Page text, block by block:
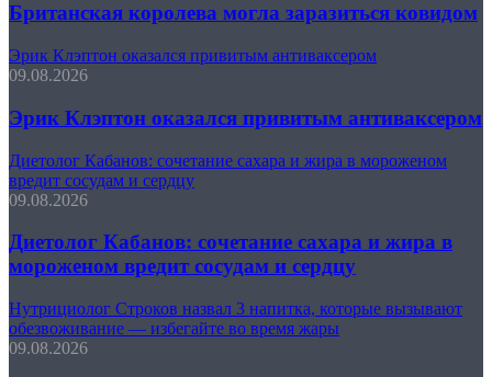
Британская королева могла заразиться ковидом
Эрик Клэптон оказался привитым антиваксером
09.08.2026
Эрик Клэптон оказался привитым антиваксером
Диетолог Кабанов: сочетание сахара и жира в мороженом
вредит сосудам и сердцу
09.08.2026
Диетолог Кабанов: сочетание сахара и жира в
мороженом вредит сосудам и сердцу
Нутрициолог Строков назвал 3 напитка, которые вызывают
обезвоживание — избегайте во время жары
09.08.2026